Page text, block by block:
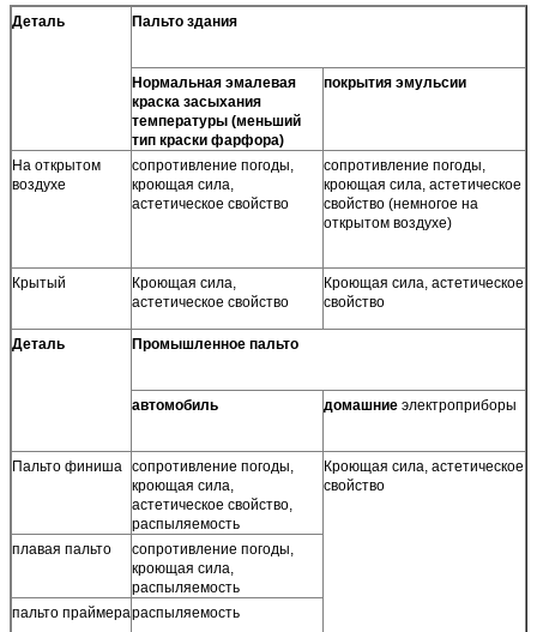
Деталь Пальто здания
Нормальная эмалевая
краска засыхания
температуры (меньший
тип краски фарфора)
покрытия эмульсии
На открытом
воздухе
сопротивление погоды,
кроющая сила,
астетическое свойство
сопротивление погоды,
кроющая сила, астетическое
свойство (немногое на
открытом воздухе)
Крытый
Кроющая сила,
астетическое свойство
Кроющая сила, астетическое
свойство
Деталь Промышленное пальто
автомобиль домашние электроприборы
Пальто финиша сопротивление погоды,
кроющая сила,
астетическое свойство,
распыляемость
Кроющая сила, астетическое
свойство
плавая пальто
сопротивление погоды,
кроющая сила,
распыляемость
пальто праймерараспыляемость